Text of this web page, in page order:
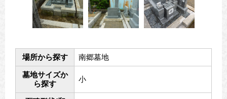
場所から探す 南郷墓地
墓地サイズか
ら探す
小